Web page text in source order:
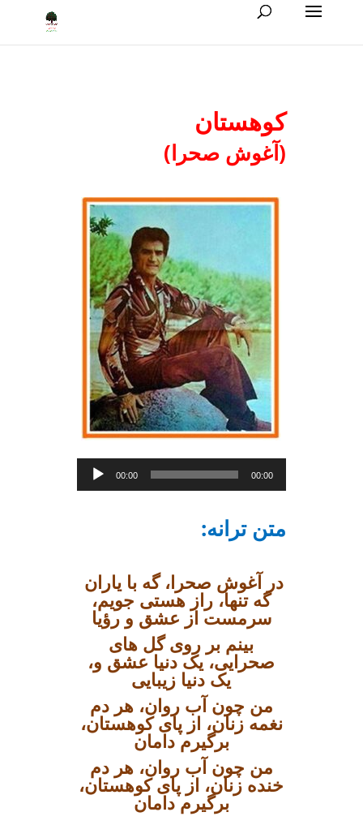
کوهستان
(آغوش صحرا)
Audio
Player
00:00 00:00
:متن ترانه
در آغوش صحرا، گه با یاران
گه تنها، راز هستی جویم،
سرمست از عشق و رؤیا
بینم بر روی گل های
صحرایی، یک دنیا عشق و،
یک دنیا زیبایی
من چون آب روان، هر دم
نغمه زنان، از پای کوهستان،
برگیرم دامان
من چون آب روان، هر دم
خنده زنان، از پای کوهستان،
برگیرم دامان